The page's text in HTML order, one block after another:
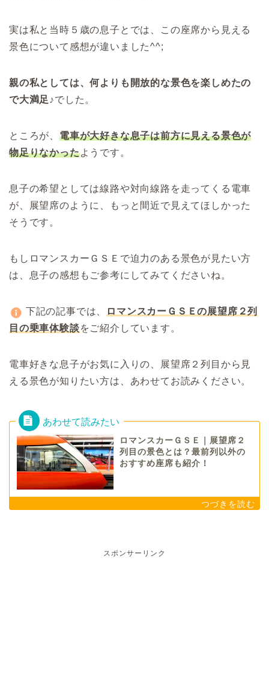
実は私と当時５歳の息子とでは、この座席から見える
景色について感想が違いました^^;
親の私としては、何よりも開放的な景色を楽しめたの
で大満足 ♪でした。
ところが、 電車が大好きな息子は前方に見える景色が
物足りなかったようです。
息子の希望としては線路や対向線路を走ってくる電車
が、展望席のように、もっと間近で見えてほしかった
そうです。
もしロマンスカーＧＳＥで迫力のある景色が見たい方
は、息子の感想もご参考にしてみてくださいね。
下記の記事では、
ロマンスカーＧＳＥの展望席２列
目の乗車体験談をご紹介しています。
電車好きな息子がお気に入りの、展望席２列目から見
える景色が知りたい方は、あわせてお読みください。
ロマンスカーＧＳＥ｜展望席２
列目の景色とは？最前列以外の
おすすめ座席も紹介！
スポンサーリンク